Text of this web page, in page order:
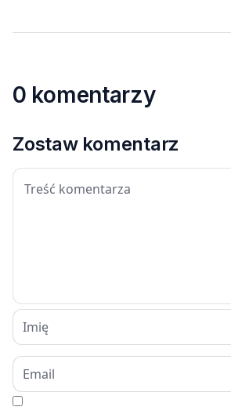
0 komentarzy
Zostaw komentarz